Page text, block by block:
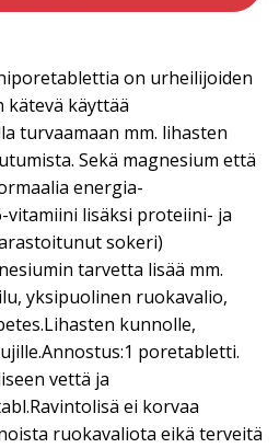
on urheilijoiden
kätevä käyttää
turvaamaan mm. lihasten
Sekä magnesium että
energia-
vitamiini lisäksi proteiini- ja
sokeri)
tarvetta lisää mm.
yksipuolinen ruokavalio,
kunnolle,
poretabletti.
vettä ja
ei korvaa
ruokavaliota eikä terveitä